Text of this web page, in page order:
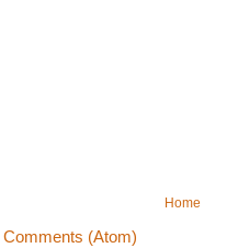
Home
Comments (Atom)